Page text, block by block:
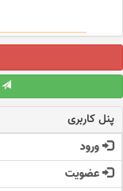
پنل کاربری
ورود
عضویت